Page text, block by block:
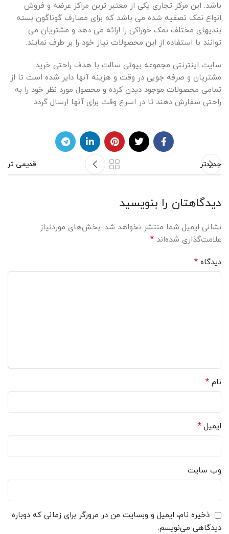
باشد. این مرکز تجاری یکی از معتبر ترین مراکز عرضه و فروش
انواع نمک تصفیه شده می باشد که برای مصارف گوناگون بسته
بندیهای مختلف نمک خوراکی را ارائه می دهد و مشتریان می
توانند با استفاده از این محصولات نیاز خود را بر طرف نمایند.
سایت اینترنتی مجموعه بیوتی سالت با هدف راحتی خرید
مشتریان و صرفه جویی در وقت و هزینه آنها دایر شده است تا از
تمامی محصولات موجود دیدن کرده و محصول مورد نظر خود را به
راحتی سفارش دهند تا در اسرع وقت برای آنها ارسال گردد.
جدیدتر قدیمی تر
دیدگاهتان را بنویسید
نشانی ایمیل شما منتشر نخواهد شد. بخش‌های موردنیاز
علامت‌گذاری شده‌اند *
دیدگاه *
نام *
ایمیل *
وب‌ سایت
ذخیره نام، ایمیل و وبسایت من در مرورگر برای زمانی که دوباره
دیدگاهی می‌نویسم.